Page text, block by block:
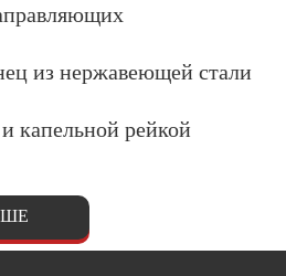
из нержавеющей стали
капельной рейкой